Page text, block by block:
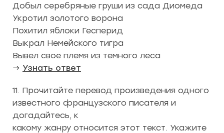
Добыл серебряные груши из сада Диомеда
Укротил золотого ворона
Похитил яблоки Гесперид
Выкрал Немейского тигра
Вывел свое племя из темного леса
→ Узнать ответ
11. Прочитайте перевод произведения одного
известного французского писателя и
догадайтесь, к
какому жанру относится этот текст. Укажите